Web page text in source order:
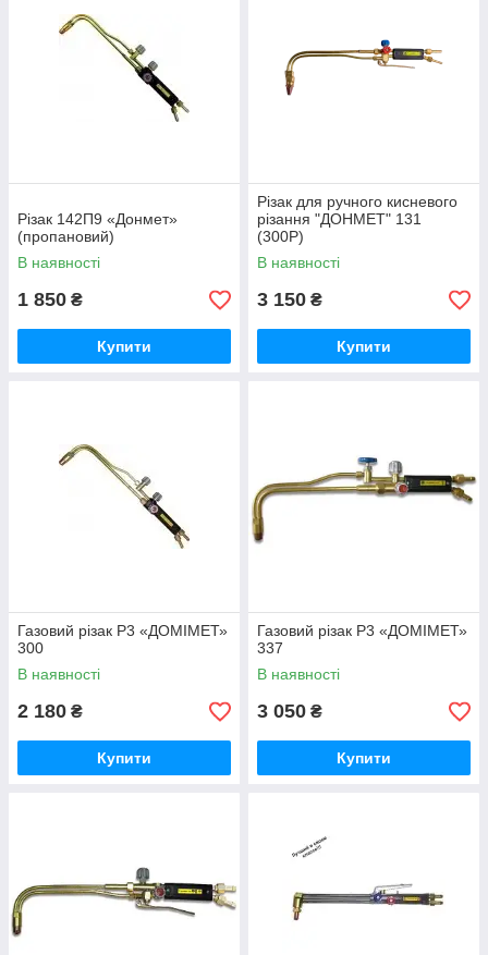
Різак 142П9 «Донмет»
(пропановий)
В наявності
1 850 ₴
Купити
Різак для ручного кисневого
різання "ДОНМЕТ" 131
(300Р)
В наявності
3 150 ₴
Купити
Газовий різак Р3 «ДОМІМЕТ»
300
В наявності
2 180 ₴
Купити
Газовий різак Р3 «ДОМІМЕТ»
337
В наявності
3 050 ₴
Купити